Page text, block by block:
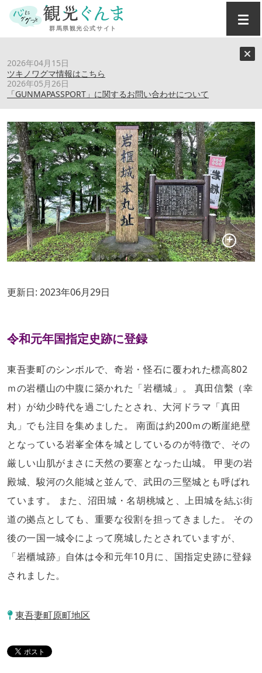
2026年04月15日
ツキノワグマ情報はこちら
2026年05月26日
「GUNMAPASSPORT」に関するお問い合わせについて
国指定史跡「岩櫃城跡」
更新日: 2023年06月29日
令和元年国指定史跡に登録
東吾妻町のシンボルで、奇岩・怪石に覆われた標高802
ｍの岩櫃山の中腹に築かれた「岩櫃城」。 真田信繫（幸
村）が幼少時代を過ごしたとされ、大河ドラマ「真田
丸」でも注目を集めました。 南面は約200ｍの断崖絶壁
となっている岩峯全体を城としているのが特徴で、その
厳しい山肌がまさに天然の要塞となった山城。 甲斐の岩
殿城、駿河の久能城と並んで、武田の三堅城とも呼ばれ
ています。 また、沼田城・名胡桃城と、上田城を結ぶ街
道の拠点としても、重要な役割を担ってきました。 その
後の一国一城令によって廃城したとされていますが、
「岩櫃城跡」自体は令和元年10月に、国指定史跡に登録
されました。
東吾妻町原町地区